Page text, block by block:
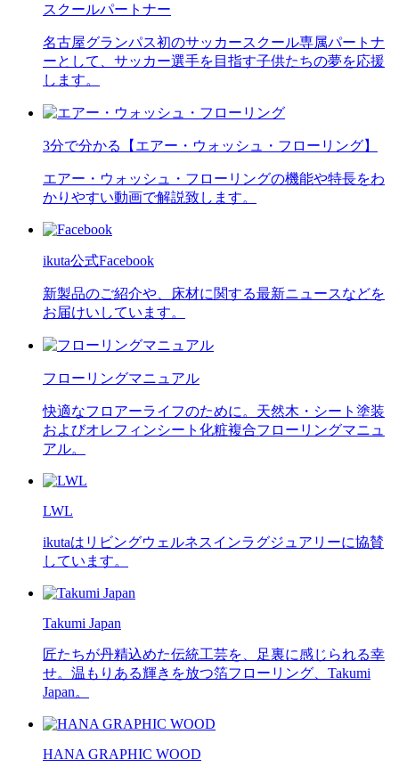
スクールパートナー
名古屋グランパス初のサッカースクール専属パートナ
ーとして、サッカー選手を目指す子供たちの夢を応援
します。
3分で分かる【エアー・ウォッシュ・フローリング】
エアー・ウォッシュ・フローリングの機能や特長をわ
かりやすい動画で解説致します。
ikuta公式Facebook
新製品のご紹介や、床材に関する最新ニュースなどを
お届けいしています。
フローリングマニュアル
快適なフロアーライフのために。天然木・シート塗装
およびオレフィンシート化粧複合フローリングマニュ
アル。
LWL
ikutaはリビングウェルネスインラグジュアリーに協賛
しています。
Takumi Japan
匠たちが丹精込めた伝統工芸を、足裏に感じられる幸
せ。温もりある輝きを放つ箔フローリング、Takumi
Japan。
HANA GRAPHIC WOOD